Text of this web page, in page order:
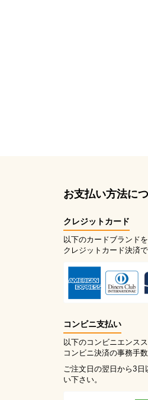
お支払い方法に
クレジットカード
以下のカードブランド
クレジットカード決済
コンビニ支払い
以下のコンビニエンス
コンビニ決済の事務手
ご注文日の翌日から3
い下さい。